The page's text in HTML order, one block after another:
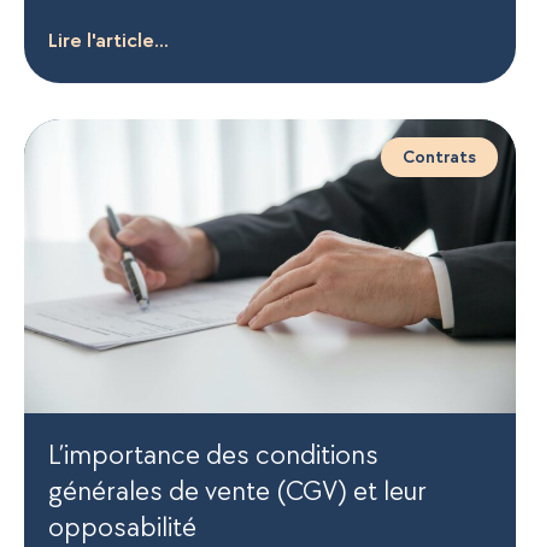
Lire l'article...
Contrats
L’importance des conditions
générales de vente (CGV) et leur
opposabilité